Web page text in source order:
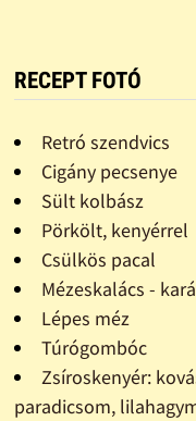
RECEPT FOTÓ
Retró szendvics
Cigány pecsenye
Sült kolbász
Pörkölt, kenyérrel
Csülkös pacal
Mézeskalács -
Lépes méz
Túrógombóc
Zsíroskenyér:
paradicsom,